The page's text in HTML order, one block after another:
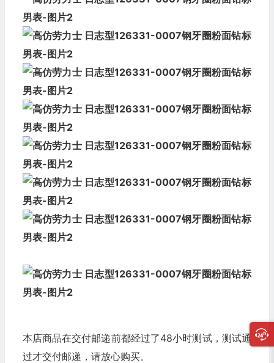
本店商品在交付邮递前都经过了48小时测试，测试通
过才交付邮递，请放心购买。